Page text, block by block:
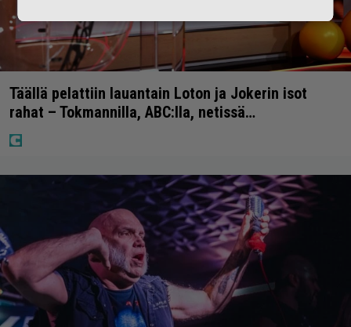
Täällä pelattiin lauantain Loton ja Jokerin isot
rahat – Tokmannilla, ABC:lla, netissä…